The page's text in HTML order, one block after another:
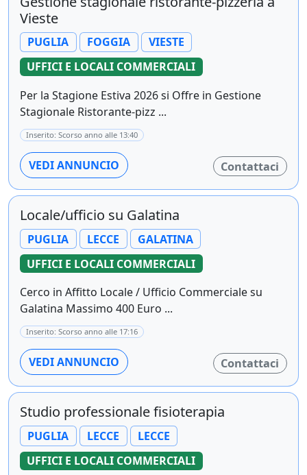
Vieste
PUGLIA FOGGIA
VIESTE
UFFICI E LOCALI COMMERCIALI
Per la Stagione Estiva 2026 si Offre in Gestione
Stagionale Ristorante-pizz ...
Inserito: Scorso anno alle 13:40
VEDI ANNUNCIO Contattaci
Locale/ufficio su Galatina
PUGLIA LECCE
GALATINA
UFFICI E LOCALI COMMERCIALI
Cerco in Affitto Locale / Ufficio Commerciale su
Galatina Massimo 400 Euro ...
Inserito: Scorso anno alle 17:16
VEDI ANNUNCIO Contattaci
Studio professionale fisioterapia
PUGLIA LECCE
LECCE
UFFICI E LOCALI COMMERCIALI